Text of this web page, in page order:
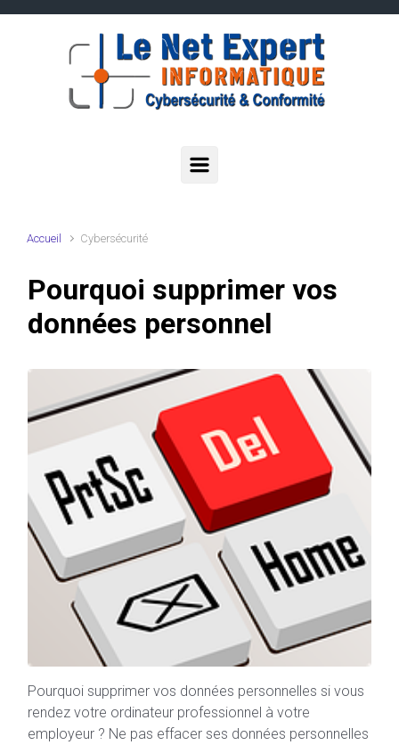
Accueil Cybersécurité
Pourquoi supprimer vos
données personnel
Pourquoi supprimer vos données personnelles si vous
rendez votre ordinateur professionnel à votre
employeur ? Ne pas effacer ses données personnelles